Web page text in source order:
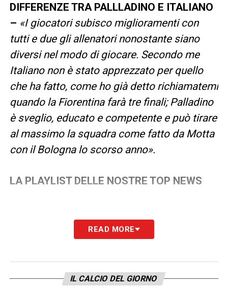
DIFFERENZE TRA PALLLADINO E ITALIANO
– «I giocatori subisco miglioramenti con
tutti e due gli allenatori nonostante siano
diversi nel modo di giocare. Secondo me
Italiano non è stato apprezzato per quello
che ha fatto, come ho già detto richiamatemi
quando la Fiorentina farà tre finali; Palladino
è sveglio, educato e competente e può tirare
al massimo la squadra come fatto da Motta
con il Bologna lo scorso anno».
LA PLAYLIST DELLE NOSTRE TOP NEWS
READ MORE
IL CALCIO DEL GIORNO